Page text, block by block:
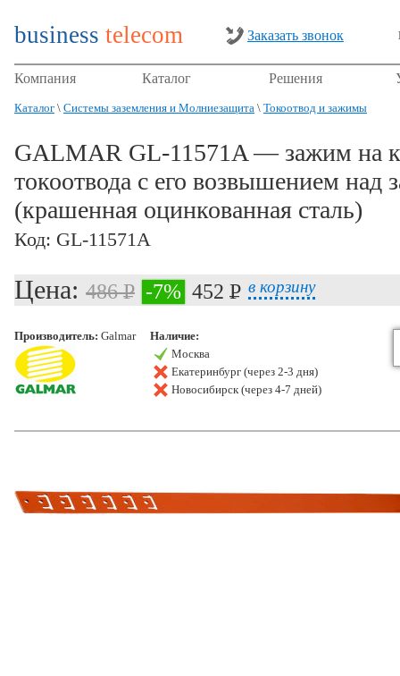
business telecom Заказать звонок
Компания Каталог Решения
Каталог \ Системы заземления и Молниезащита \ Токоотвод и зажимы
GALMAR GL-11571A — зажим на
токоотвода с его возвышением
(крашенная оцинкованная сталь)
Код: GL-11571A
Цена: 486 PУБ.
-7% 452 PУБ.
в корзину
Производитель: Galmar
Наличие:
Москва
Екатеринбург (через 2-3 дня)
Новосибирск (через 4-7 дней)